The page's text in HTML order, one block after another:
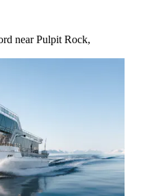
near Pulpit Rock,